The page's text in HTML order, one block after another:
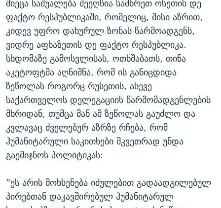
მიეცა საშუალება შეეღწია სამხრეთ ოსეთის დე
ფაქტო რესპუბლიკაში, რომელიც, მისი აზრით,
კიდევ უფრო დახურულ ზონას წარმოადგენს,
ვიდრე აფხაზეთის დე ფაქტო რესპუბლიკა.
სხდომაზე გამოსვლისას, ოთხშაბათს, თინა
აკეტოფტმა აღნიშნა, რომ ის განიცდიდა
ზეწოლას როგორც რუსეთის, ასევე
საქართველოს დელეგაციის წარმომადგენლების
მხრიდან, თუმცა მან ამ ზეწოლას გაუძლო და
კვლავაც ძველებურ აზრზე რჩება, რომ
ჰუმანიტარული საკითხები მკვეთრად უნდა
გაემიჯნოს პოლიტიკას:
”ეს არის მოხსენება იძულებით გადაადგილებულ
პირებთან დაკავშირებულ ჰუმანიტარულ